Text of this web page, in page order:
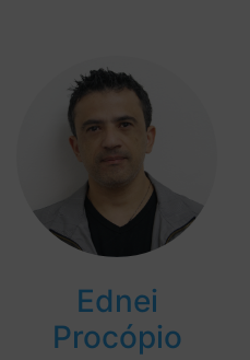
Ednei
Procópio